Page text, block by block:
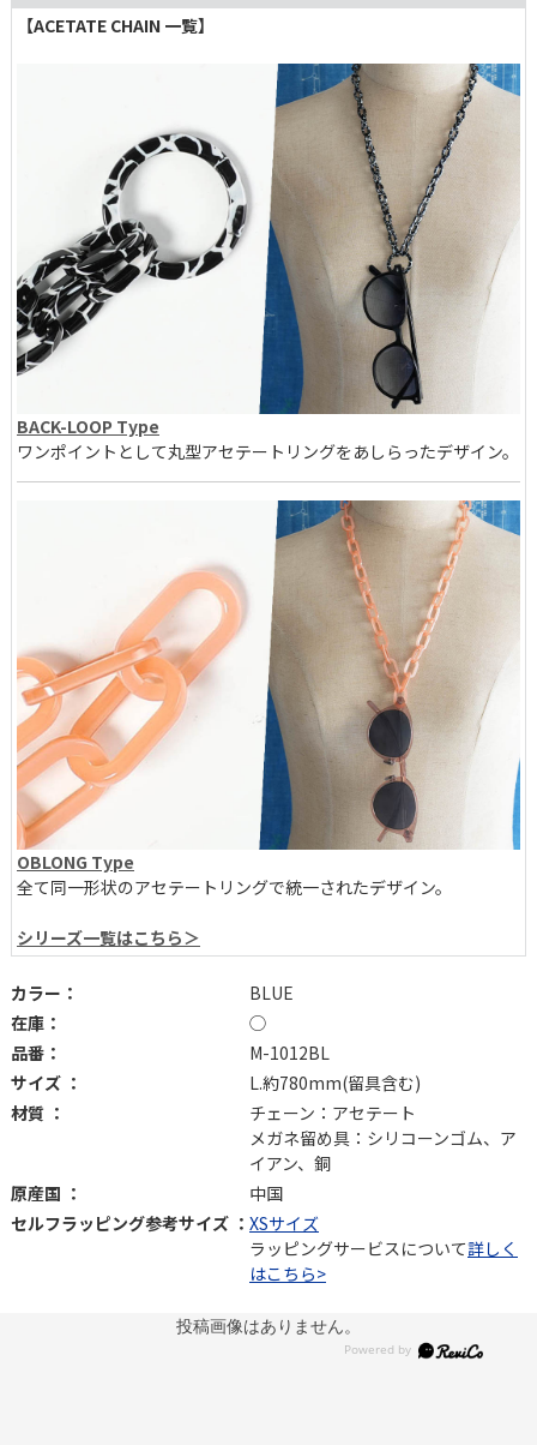
【ACETATE CHAIN 一覧】
BACK-LOOP Type
ワンポイントとして丸型アセテートリングをあしらったデザイン。
OBLONG Type
全て同一形状のアセテートリングで統一されたデザイン。
シリーズ一覧はこちら＞
カラー：
BLUE
在庫：
◯
品番：
M-1012BL
サイズ ：
L.約780mm(留具含む)
材質 ：
チェーン：アセテート
メガネ留め具：シリコーンゴム、ア
イアン、銅
原産国 ：
中国
セルフラッピング参考サイズ ： XSサイズ
ラッピングサービスについて詳しく
はこちら>
投稿画像はありません。